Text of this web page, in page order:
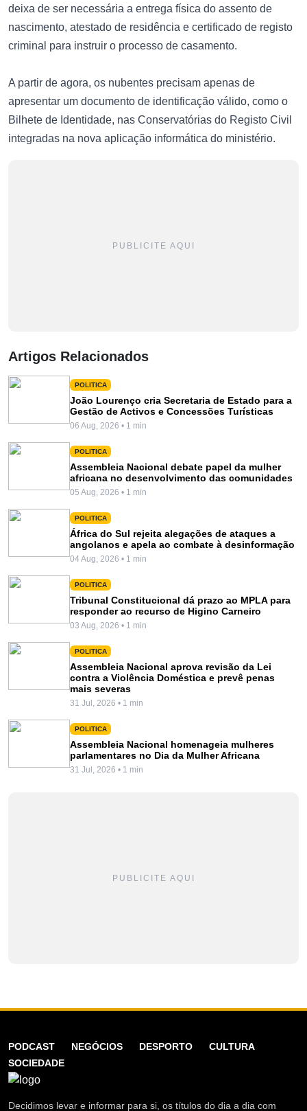
deixa de ser necessária a entrega física do assento de
nascimento, atestado de residência e certificado de registo
criminal para instruir o processo de casamento.
A partir de agora, os nubentes precisam apenas de
apresentar um documento de identificação válido, como o
Bilhete de Identidade, nas Conservatórias do Registo Civil
integradas na nova aplicação informática do ministério.
PUBLICITE AQUI
Artigos Relacionados
POLITICA
João Lourenço cria Secretaria de Estado para a
Gestão de Activos e Concessões Turísticas
06 Aug, 2026 • 1 min
POLITICA
Assembleia Nacional debate papel da mulher
africana no desenvolvimento das comunidades
05 Aug, 2026 • 1 min
POLITICA
África do Sul rejeita alegações de ataques a
angolanos e apela ao combate à desinformação
04 Aug, 2026 • 1 min
POLITICA
Tribunal Constitucional dá prazo ao MPLA para
responder ao recurso de Higino Carneiro
03 Aug, 2026 • 1 min
POLITICA
Assembleia Nacional aprova revisão da Lei
contra a Violência Doméstica e prevê penas
mais severas
31 Jul, 2026 • 1 min
POLITICA
Assembleia Nacional homenageia mulheres
parlamentares no Dia da Mulher Africana
31 Jul, 2026 • 1 min
PUBLICITE AQUI
PODCAST NEGÓCIOS DESPORTO
CULTURA
SOCIEDADE
Decidimos levar e informar para si, os títulos do dia a dia com